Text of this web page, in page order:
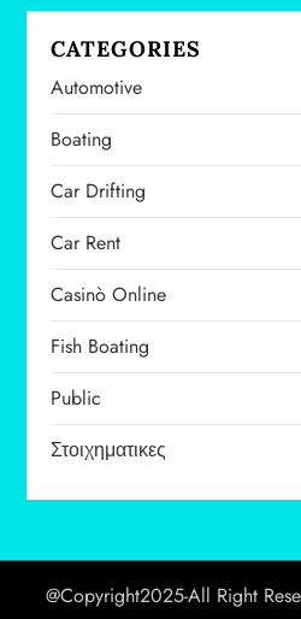
CATEGORIES
Automotive
Boating
Car Drifting
Car Rent
Casinò Online
Fish Boating
Public
Στοιχηματικες
@Copyright2025-All Right